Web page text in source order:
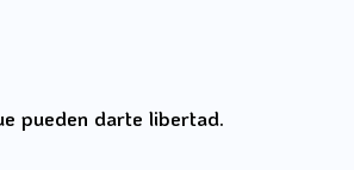
pueden darte libertad.